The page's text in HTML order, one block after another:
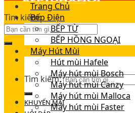
Tìm kiếm:
Tìm kiếm:
KHUYẾN MÃI
Trang Chủ
Bếp Điện
BẾP TỪ
BẾP HỒNG NGOẠI
Máy Hút Mùi
Hút mùi Hafele
Máy hút mùi Bosch
Máy hút mùi Canzy
Máy hút mùi Malloca
Máy hút mùi Faster